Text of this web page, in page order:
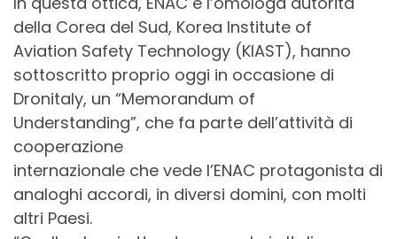
della Corea del Sud, Korea Institute of
Aviation Safety Technology (KIAST), hanno
sottoscritto proprio oggi in occasione di
Dronitaly, un “Memorandum of
Understanding”, che fa parte dell’attività di
cooperazione
internazionale che vede l’ENAC protagonista di
analoghi accordi, in diversi domini, con molti
altri Paesi.